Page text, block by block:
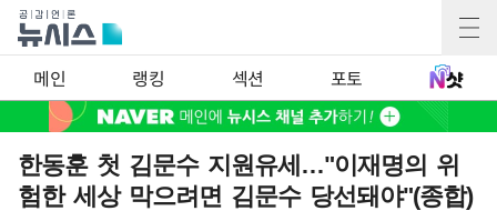
메인 랭킹 섹션 포토
한동훈 첫 김문수 지원유세…"이재명의 위
험한 세상 막으려면 김문수 당선돼야"(종합)